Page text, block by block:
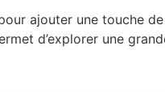
ajouter une touche
d’explorer une